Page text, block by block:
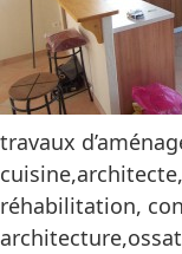
travaux
réhabilitation,